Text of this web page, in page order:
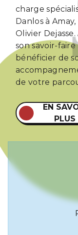
charge
Danlos à
Olivier
son savoir-
bénéficier de
de votre
EN
PLUS